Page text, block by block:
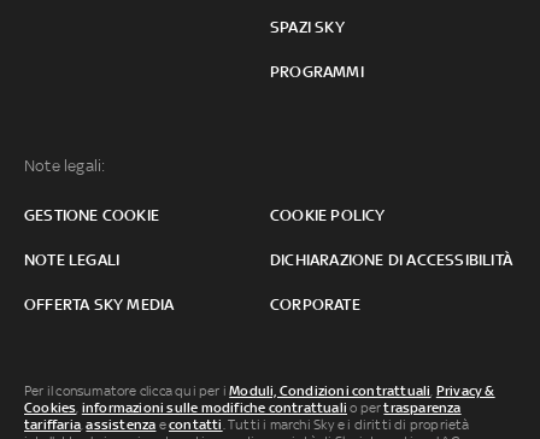
SPAZI SKY
PROGRAMMI
Note legali:
GESTIONE COOKIE COOKIE POLICY
NOTE LEGALI DICHIARAZIONE DI ACCESSIBILITÀ
OFFERTA SKY MEDIA CORPORATE
Per il consumatore clicca qui per iModuli, Condizioni contrattuali Privacy &
Cookies informazioni sulle modifiche contrattuali o pertrasparenza
tariffaria ,assistenza econtatti . Tutti i marchi Sky e i diritti di proprietà